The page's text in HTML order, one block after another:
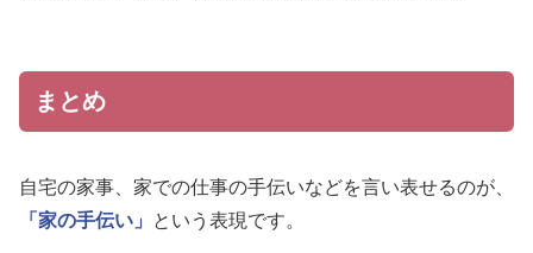
まとめ
自宅の家事、家での仕事の手伝いなどを言い表せるのが、
「家の手伝い」
という表現です。